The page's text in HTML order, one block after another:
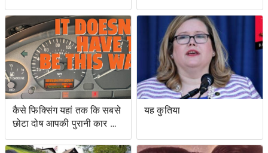
मुकदमा किया, मिशिगन के वोट
सर्टिफिकेशन को रोकने के
प्रयासों के लिए वोटिंग अधिकार
अधिनियम का उल्लंघन
और एक उभयचर टैंक का सबसे
अच्छा है
कैसे फिक्सिंग यहां तक ​​कि सबसे
छोटा दोष आपकी पुरानी कार को
नया जैसा महसूस करा सकता है
यह कुतिया